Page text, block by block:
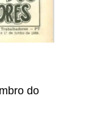
do